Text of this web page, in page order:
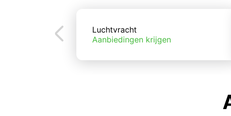
Luchtvracht
Aanbiedingen krijgen